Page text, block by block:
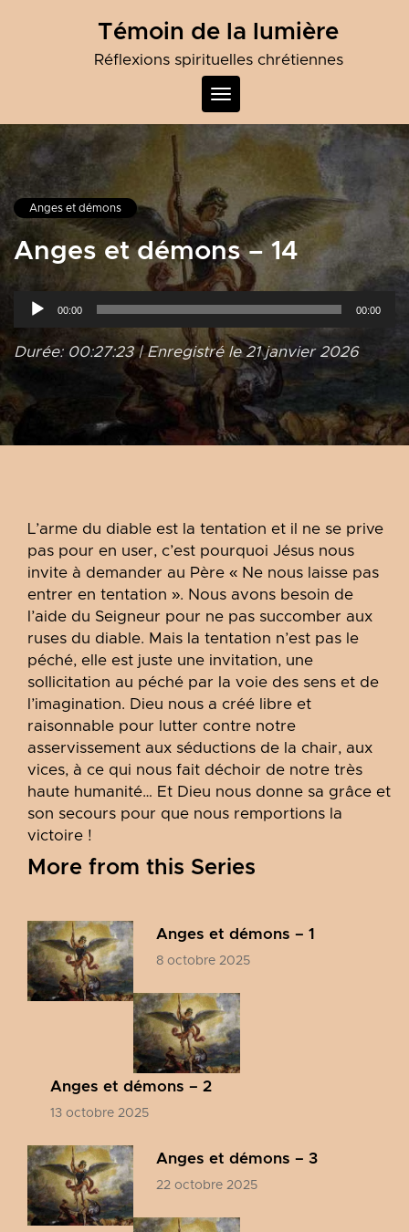
Témoin de la lumière
Réflexions spirituelles chrétiennes
Toggle
navigation
Anges et démons
Anges et démons – 14
Lecteur
audio
00:00 00:00
Durée: 00:27:23|Enregistré le 21 janvier 2026
L’arme du diable est la tentation et il ne se prive
pas pour en user, c’est pourquoi Jésus nous
invite à demander au Père « Ne nous laisse pas
entrer en tentation ». Nous avons besoin de
l’aide du Seigneur pour ne pas succomber aux
ruses du diable. Mais la tentation n’est pas le
péché, elle est juste une invitation, une
sollicitation au péché par la voie des sens et de
l’imagination. Dieu nous a créé libre et
raisonnable pour lutter contre notre
asservissement aux séductions de la chair, aux
vices, à ce qui nous fait déchoir de notre très
haute humanité… Et Dieu nous donne sa grâce et
son secours pour que nous remportions la
victoire !
More from this Series
Anges et démons – 1
8 octobre 2025
Anges et démons – 2
13 octobre 2025
Anges et démons – 3
22 octobre 2025